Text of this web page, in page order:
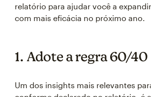
relatório para ajudar você a
com mais eficácia no próximo ano.
1. Adote a regra 60/40
Um dos insights mais relevantes